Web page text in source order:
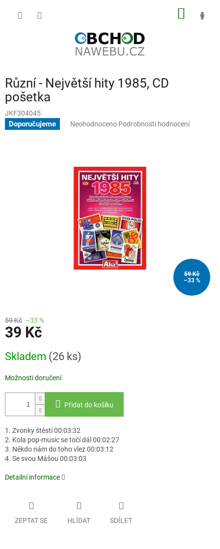
Různí - Největší hity 1985, CD
pošetka
JKF304045
Doporučujeme
Průměrné
hvězdiček.
Neohodnoceno Podrobnosti hodnocení
59 Kč
–33 %
59 Kč –33 %
39 Kč
cena:
Skladem (26 ks)
Možnosti doručení
Přidat do košíku
1. Zvonky štěstí 00:03:32
2. Kola pop-music se točí dál 00:02:27
3. Někdo nám do toho vlez 00:03:12
4. Se svou Mášou 00:03:03
Detailní informace
ZEPTAT SE HLÍDAT SDÍLET